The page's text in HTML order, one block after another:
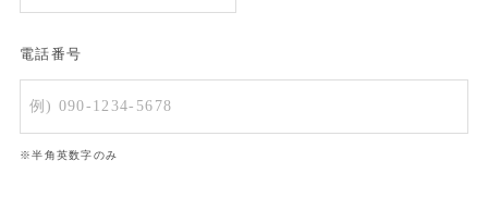
電話番号
※半角英数字のみ